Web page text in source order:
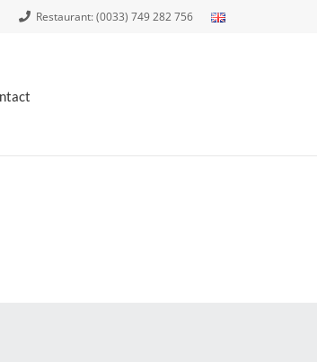
Restaurant: (0033) 749 282 756